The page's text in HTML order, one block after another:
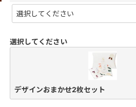
(
必
須
選択してください
デザインおまかせ2枚セット